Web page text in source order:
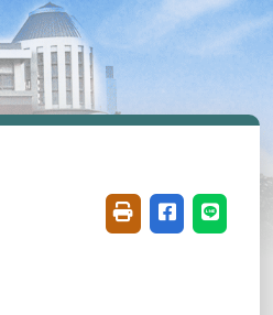
友善列印(開新視窗)
分享至臉書(
分享至